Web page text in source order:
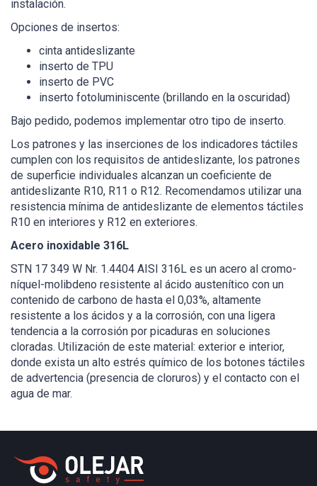
instalación.
Opciones de insertos:
cinta antideslizante
inserto de TPU
inserto de PVC
inserto fotoluminiscente (brillando en la oscuridad)
Bajo pedido, podemos implementar otro tipo de inserto.
Los patrones y las inserciones de los indicadores táctiles
cumplen con los requisitos de antideslizante, los patrones
de superficie individuales alcanzan un coeficiente de
antideslizante R10, R11 o R12. Recomendamos utilizar una
resistencia mínima de antideslizante de elementos táctiles
R10 en interiores y R12 en exteriores.
Acero inoxidable 316L
STN 17 349 W Nr. 1.4404 AISI 316L es un acero al cromo-
níquel-molibdeno resistente al ácido austenítico con un
contenido de carbono de hasta el 0,03%, altamente
resistente a los ácidos y a la corrosión, con una ligera
tendencia a la corrosión por picaduras en soluciones
cloradas. Utilización de este material: exterior e interior,
donde exista un alto estrés químico de los botones táctiles
de advertencia (presencia de cloruros) y el contacto con el
agua de mar.